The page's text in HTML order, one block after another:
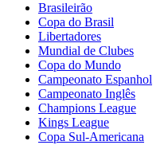
Brasileirão
Copa do Brasil
Libertadores
Mundial de Clubes
Copa do Mundo
Campeonato Espanhol
Campeonato Inglês
Champions League
Kings League
Copa Sul-Americana